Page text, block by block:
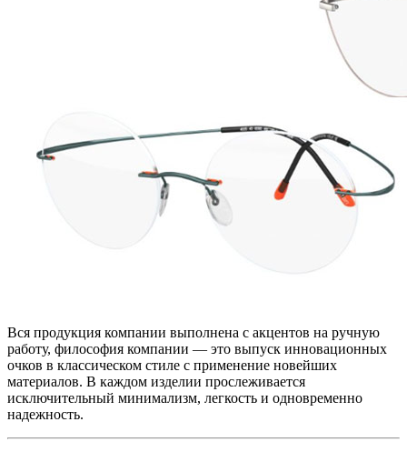
Вся продукция компании выполнена с акцентов на ручную
работу, философия компании — это выпуск инновационных
очков в классическом стиле с применение новейших
материалов. В каждом изделии прослеживается
исключительный минимализм, легкость и одновременно
надежность.